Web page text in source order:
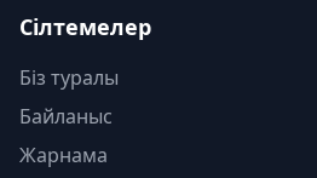
Сілтемелер
Біз туралы
Байланыс
Жарнама